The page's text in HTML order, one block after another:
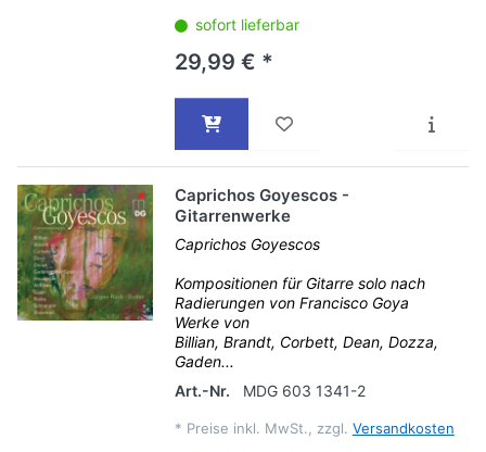
sofort lieferbar
29,99 € *
Caprichos Goyescos -
Gitarrenwerke
Caprichos Goyescos
Kompositionen für Gitarre solo nach
Radierungen von Francisco Goya
Werke von
Billian, Brandt, Corbett, Dean, Dozza,
Gaden...
Art.-Nr.
MDG 603 1341-2
* Preise inkl. MwSt., zzgl. Versandkosten